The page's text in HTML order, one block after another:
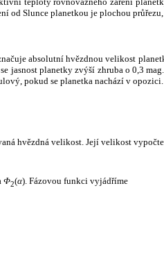
od Slunce planetkou je plochou
absolutní hvězdnou velikost
jasnost planetky zvýší zhruba o 0,3
pokud se planetka nachází v opozici.
hvězdná velikost. Její velikost
Φ2(α). Fázovou funkci vyjádříme